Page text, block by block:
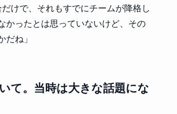
けで、それもすでにチームが降格し
かったとは思っていないけど、その
ね」
て。当時は大きな話題にな